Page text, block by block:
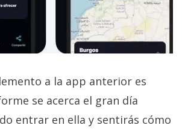
a la app anterior es
se acerca el gran día
entrar en ella y sentirás cómo